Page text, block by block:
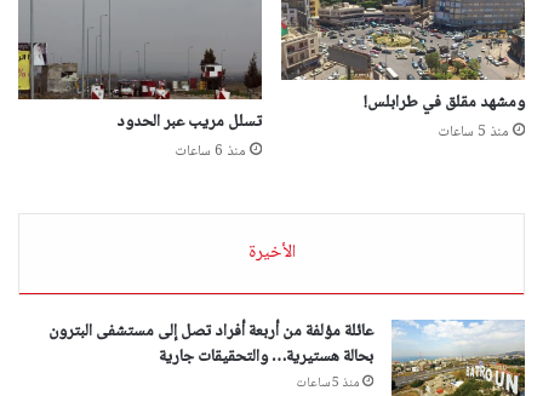
ومشهد مقلق في طرابلس!
منذ 5 ساعات تسلل مريب عبر الحدود
منذ 6 ساعات
الأخيرة
عائلة مؤلفة من أربعة أفراد تصل إلى مستشفى البترون
بحالة هستيرية… والتحقيقات جارية
منذ 5 ساعات